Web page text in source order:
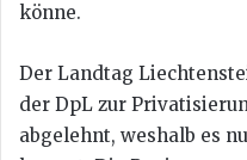
könne.
Der Landtag
der DpL zur
abgelehnt, weshalb es